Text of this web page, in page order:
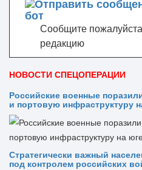
Сообщите
редакцию
НОВОСТИ СПЕЦОПЕРАЦИИ
Российские военные
и портовую инфраструктуру
Стратегически важный
под контролем российских